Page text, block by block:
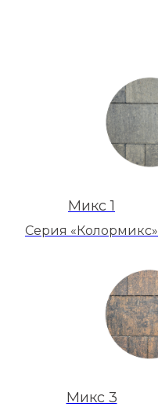
Микс 1
Серия «Колормикс»
Микс 3